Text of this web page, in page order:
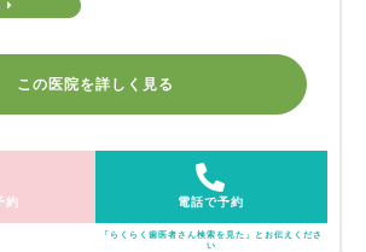
この医院を詳しく見る
約 電話で予約
「らくらく歯医者さん検索を見た」とお伝えくださ
い